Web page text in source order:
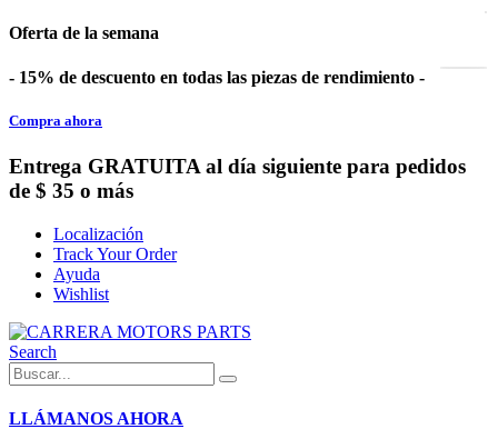
Oferta de la semana
- 15% de descuento en todas las piezas de rendimiento -
Compra ahora
Entrega GRATUITA al día siguiente para pedidos
de $ 35 o más
Localización
Track Your Order
Ayuda
Wishlist
Search
LLÁMANOS AHORA